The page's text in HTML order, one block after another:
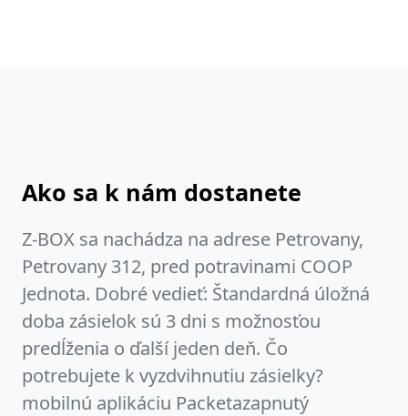
Ako sa k nám dostanete
Z-BOX sa nachádza na adrese Petrovany,
Petrovany 312, pred potravinami COOP
Jednota. Dobré vedieť: Štandardná úložná
doba zásielok sú 3 dni s možnosťou
predĺženia o ďalší jeden deň. Čo
potrebujete k vyzdvihnutiu zásielky?
mobilnú aplikáciu Packetazapnutý